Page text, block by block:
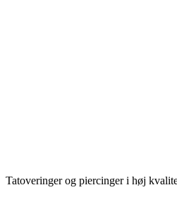
Tatoveringer og piercinger i høj